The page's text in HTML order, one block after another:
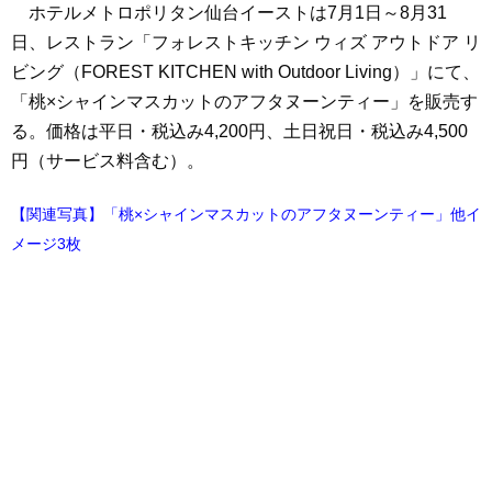
ホテルメトロポリタン仙台イーストは7月1日～8月31
日、レストラン「フォレストキッチン ウィズ アウトドア リ
ビング（FOREST KITCHEN with Outdoor Living）」にて、
「桃×シャインマスカットのアフタヌーンティー」を販売す
る。価格は平日・税込み4,200円、土日祝日・税込み4,500
円（サービス料含む）。
【関連写真】「桃×シャインマスカットのアフタヌーンティー」他イ
メージ3枚